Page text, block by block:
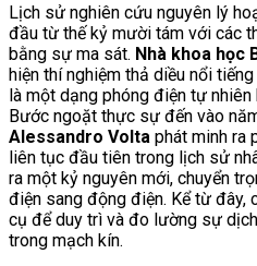
Lịch sử nghiên cứu nguyên lý
đầu từ thế kỷ mười tám với các
bằng sự ma sát. Nhà khoa học
hiện thí nghiệm thả diều nổi
là một dạng phóng điện tự
Bước ngoặt thực sự đến vào
Alessandro Volta phát minh ra
liên tục đầu tiên trong lịch sử
ra một kỷ nguyên mới, chuyển
điện sang động điện. Kể từ đây,
cụ để duy trì và đo lường sự
trong mạch kín.